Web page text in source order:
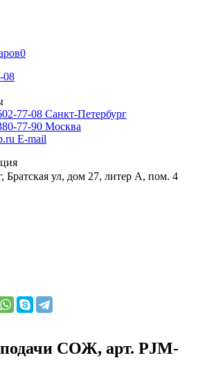
0
08
77-08 Санкт-Петербург
77-90 Москва
E-mail
Братская ул, дом 27, литер А, пом. 4
СОЖ, арт. PJM-